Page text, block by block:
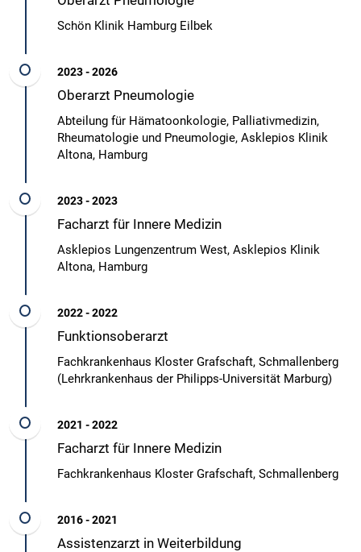
Schön Klinik Hamburg Eilbek
2023 - 2026
Oberarzt Pneumologie
Abteilung für Hämatoonkologie, Palliativmedizin,
Rheumatologie und Pneumologie, Asklepios Klinik
Altona, Hamburg
2023 - 2023
Facharzt für Innere Medizin
Asklepios Lungenzentrum West, Asklepios Klinik
Altona, Hamburg
2022 - 2022
Funktionsoberarzt
Fachkrankenhaus Kloster Grafschaft, Schmallenberg
(Lehrkrankenhaus der Philipps-Universität Marburg)
2021 - 2022
Facharzt für Innere Medizin
Fachkrankenhaus Kloster Grafschaft, Schmallenberg
2016 - 2021
Assistenzarzt in Weiterbildung